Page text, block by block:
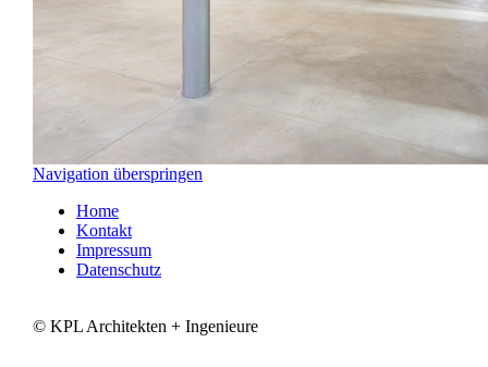
Navigation überspringen
Home
Kontakt
Impressum
Datenschutz
© KPL Architekten + Ingenieure